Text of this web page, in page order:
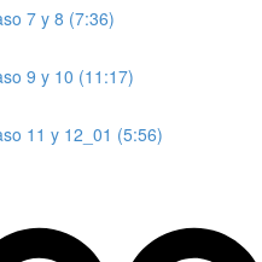
7 y 8 (7:36)
9 y 10 (11:17)
11 y 12_01 (5:56)